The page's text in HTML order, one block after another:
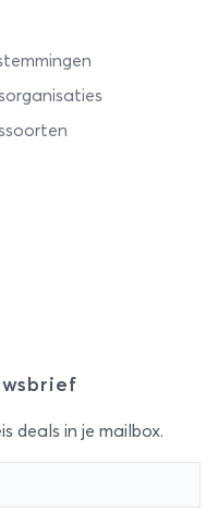
deals in je mailbox.